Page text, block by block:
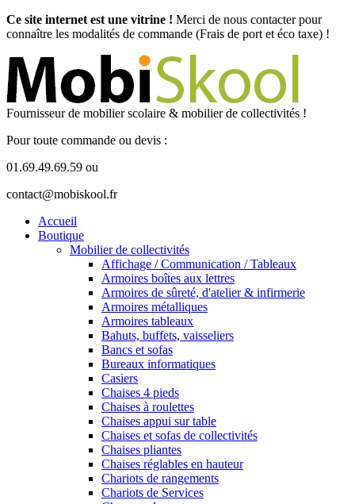
Ce site internet est une vitrine ! Merci de nous contacter pour
connaître les modalités de commande (Frais de port et éco taxe) !
Fournisseur de mobilier scolaire & mobilier de collectivités !
Pour toute commande ou devis :
01.69.49.69.59 ou
contact@mobiskool.fr
Accueil
Boutique
Mobilier de collectivités
Affichage / Communication / Tableaux
Armoires boîtes aux lettres
Armoires de sûreté, d'atelier & infirmerie
Armoires métalliques
Armoires tableaux
Bahuts, buffets, vaisseliers
Bancs et sofas
Bureaux informatiques
Casiers
Chaises 4 pieds
Chaises à roulettes
Chaises appui sur table
Chaises et sofas de collectivités
Chaises pliantes
Chaises réglables en hauteur
Chariots de rangements
Chariots de Services